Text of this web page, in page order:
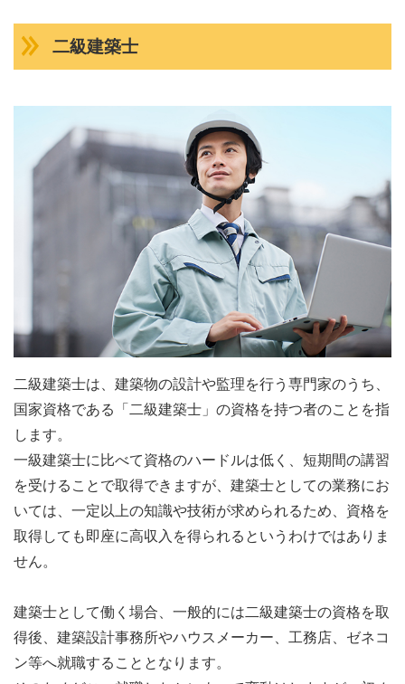
二級建築士
二級建築士は、建築物の設計や監理を行う専門家のうち、
国家資格である「二級建築士」の資格を持つ者のことを指
します。
一級建築士に比べて資格のハードルは低く、短期間の講習
を受けることで取得できますが、建築士としての業務にお
いては、一定以上の知識や技術が求められるため、資格を
取得しても即座に高収入を得られるというわけではありま
せん。
建築士として働く場合、一般的には二級建築士の資格を取
得後、建築設計事務所やハウスメーカー、工務店、ゼネコ
ン等へ就職することとなります。